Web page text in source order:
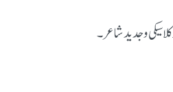
و جدید شاعر۔